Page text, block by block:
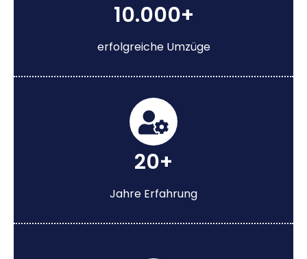
10.000+
erfolgreiche Umzüge
20+
Jahre Erfahrung